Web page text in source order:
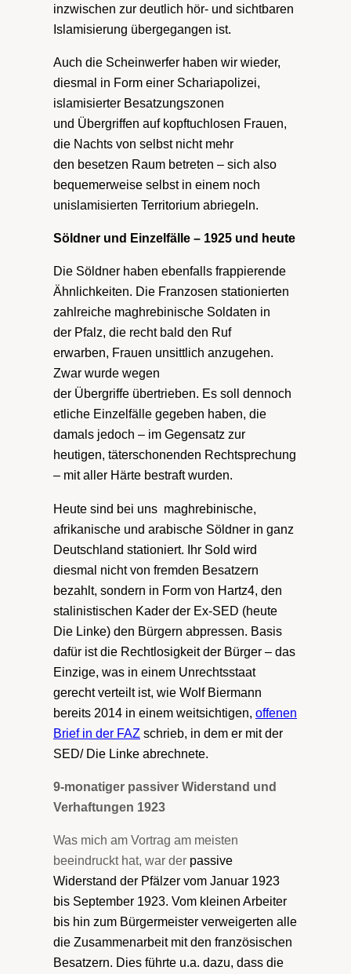
inzwischen zur deutlich hör- und sichtbaren
Islamisierung übergegangen ist.
Auch die Scheinwerfer haben wir wieder,
diesmal in Form einer Schariapolizei,
islamisierter Besatzungszonen
und Übergriffen auf kopftuchlosen Frauen,
die Nachts von selbst nicht mehr
den besetzen Raum betreten – sich also
bequemerweise selbst in einem noch
unislamisierten Territorium abriegeln.
Söldner und Einzelfälle – 1925 und heute
Die Söldner haben ebenfalls frappierende
Ähnlichkeiten. Die Franzosen stationierten
zahlreiche maghrebinische Soldaten in
der Pfalz, die recht bald den Ruf
erwarben, Frauen unsittlich anzugehen.
Zwar wurde wegen
der Übergriffe übertrieben. Es soll dennoch
etliche Einzelfälle gegeben haben, die
damals jedoch – im Gegensatz zur
heutigen, täterschonenden Rechtsprechung
– mit aller Härte bestraft wurden.
Heute sind bei uns maghrebinische,
afrikanische und arabische Söldner in ganz
Deutschland stationiert. Ihr Sold wird
diesmal nicht von fremden Besatzern
bezahlt, sondern in Form von Hartz4, den
stalinistischen Kader der Ex-SED (heute
Die Linke) den Bürgern abpressen. Basis
dafür ist die Rechtlosigkeit der Bürger – das
Einzige, was in einem Unrechtsstaat
gerecht verteilt ist, wie Wolf Biermann
bereits 2014 in einem weitsichtigen, offenen
Brief in der FAZ schrieb, in dem er mit der
SED/ Die Linke abrechnete.
9-monatiger passiver Widerstand und
Verhaftungen 1923
Was mich am Vortrag am meisten
beeindruckt hat, war der passive
Widerstand der Pfälzer vom Januar 1923
bis September 1923. Vom kleinen Arbeiter
bis hin zum Bürgermeister verweigerten alle
die Zusammenarbeit mit den französischen
Besatzern. Dies führte u.a. dazu, dass die